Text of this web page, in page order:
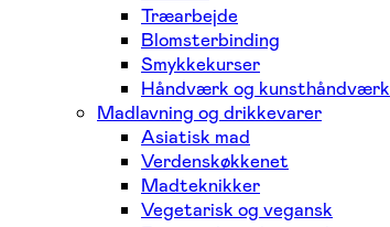
Træarbejde
Blomsterbinding
Smykkekurser
Håndværk og kunsthåndværk
Madlavning og drikkevarer
Asiatisk mad
Verdenskøkkenet
Madteknikker
Vegetarisk og vegansk